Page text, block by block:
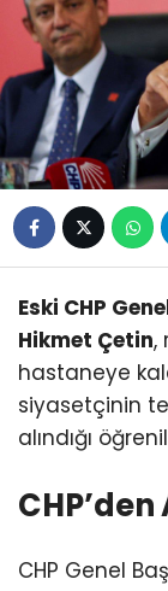
Eski CHP
Hikmet Çetin,
hastaneye
siyasetçinin
alındığı
CHP Genel